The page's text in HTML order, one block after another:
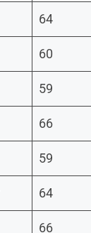
64
60
59
66
59
64
66